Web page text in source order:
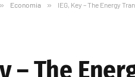
» Economia » IEG, Key – The Energy
– The